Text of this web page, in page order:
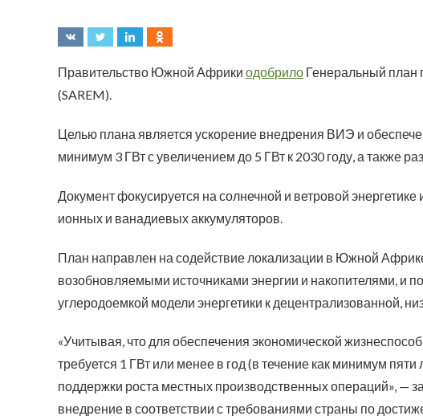
Правительство Южной Африки одобрило Генеральный план
(SAREM).
Целью плана является ускорение внедрения ВИЭ и
минимум 3 ГВт с увеличением до 5 ГВт к 2030 году, а также
Документ фокусируется на солнечной и ветровой
ионных и ванадиевых аккумуляторов.
План направлен на содействие локализации в Южной
возобновляемыми источниками энергии и накопителями, и
углеродоемкой модели энергетики к децентрализованной,
«Учитывая, что для обеспечения экономической
требуется 1 ГВт или менее в год (в течение как минимум
поддержки роста местных производственных операций», —
внедрение в соответствии с требованиями страны по